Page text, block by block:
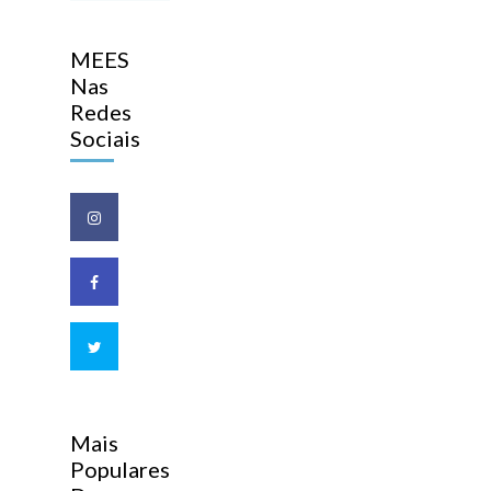
MEES
Nas
Redes
Sociais
Mais
Populares